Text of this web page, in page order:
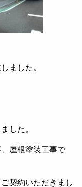
ました。
した。
屋根塗装工事で
契約いただきまし